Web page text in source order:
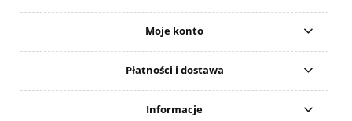
Moje konto
Płatności i dostawa
Informacje